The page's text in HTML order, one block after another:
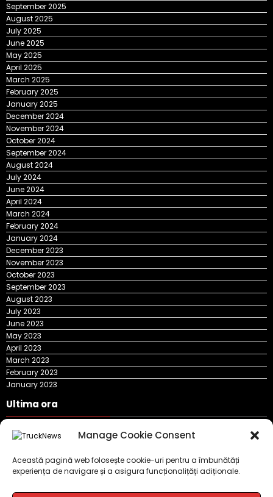
Manage Cookie Consent
Această pagină web folosește cookie-uri pentru a îmbunătăți
experiența de navigare și a asigura funcționalițăți adiționale.
September 2025
August 2025
July 2025
June 2025
May 2025
April 2025
March 2025
February 2025
January 2025
December 2024
November 2024
October 2024
September 2024
August 2024
July 2024
June 2024
April 2024
March 2024
February 2024
January 2024
December 2023
November 2023
October 2023
September 2023
August 2023
July 2023
June 2023
May 2023
April 2023
March 2023
February 2023
January 2023
Ultima ora
DKV Mobility și Shell își extind parteneriatul european
internațional
Proiectul Revoy prinde contur